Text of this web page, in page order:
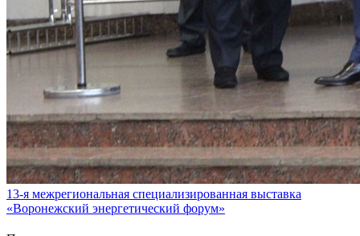
13-я межрегиональная специализированная выставка
«Воронежский энергетический форум»